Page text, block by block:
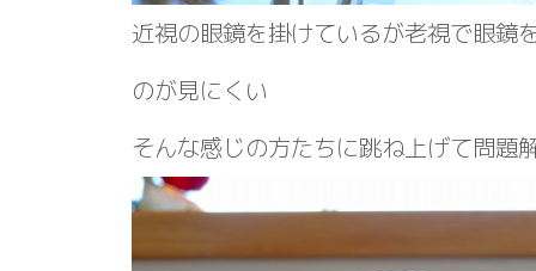
近視の眼鏡を掛けているが老視で眼鏡
のが見にくい
そんな感じの方たちに跳ね上げて問題